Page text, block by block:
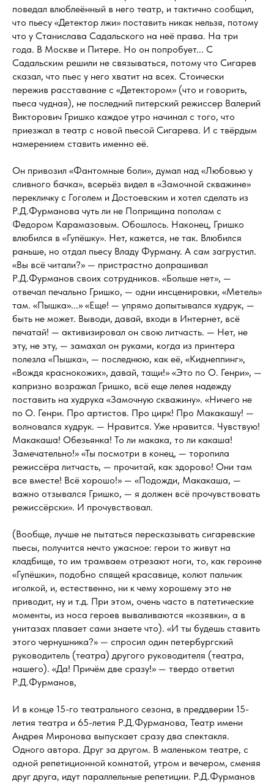
поведал влюблеённый в него театр, и тактично сообщил,
что пьесу «Детектор лжи» поставить никак нельзя, потому
что у Станислава Садальского на неё права. На три
года. В Москве и Питере. Но он попробует... С
Садальским решили не связываться, потому что Сигарев
сказал, что пьес у него хватит на всех. Стоически
пережив расставание с «Детектором» (что и говорить,
пьеса чудная), не последний питерский режиссер Валерий
Викторович Гришко каждое утро начинал с того, что
приезжал в театр с новой пьесой Сигарева. И с твёрдым
намерением ставить именно её.
Он привозил «Фантомные боли», думал над «Любовью у
сливного бачка», всерьёз видел в «Замочной скважине»
перекличку с Гоголем и Достоевским и хотел сделать из
Р.Д.Фурманова чуть ли не Поприщина пополам с
Федором Карамазовым. Обошлось. Наконец, Гришко
влюбился в «Гупёшку». Нет, кажется, не так. Влюбился
раньше, но отдал пьесу Владу Фурману. А сам загрустил.
«Вы всё читали?» — пристрастно допрашивал
Р.Д.Фурманов своих сотрудников. «Больше нет», —
отвечал печально Гришко, — одни инсценировки, «Метель»
там. «Пышка»...» «Еще! — упрямо допытывался худрук, —
быть не может. Выводи, давай, входи в Интернет, всё
печатай! — активизировал он свою литчасть. — Нет, не
эту, не эту, — замахал он руками, когда из принтера
полезла «Пышка», — последнюю, как её, «Киднеппинг»,
«Вождя краснокожих», давай, тащи!» «Это по О. Генри», —
капризно возражал Гришко, всё еще лелея надежду
поставить на худрука «Замочную скважину». «Ничего не
по О. Генри. Про артистов. Про цирк! Про Макакашу! —
волновался худрук. — Нравится. Уже нравится. Чувствую!
Макакаша! Обезьянка! То ли макака, то ли какаша!
Замечательно!» «Ты посмотри в конец, — торопила
режиссёра литчасть, — прочитай, как здорово! Они там
все вместе! Всё хорошо!» — «Подожди, Макакаша, —
важно отзывался Гришко, — я должен всё прочувствовать
режиссёрски». И прочувствовал.
(Вообще, лучше не пытаться пересказывать сигаревские
пьесы, получится нечто ужасное: герои то живут на
кладбище, то им трамваем отрезают ноги, то, как героине
«Гупёшки», подобно спящей красавице, колют пальчик
иголкой, и, естественно, ни к чему хорошему это не
приводит, ну и т.д. При этом, очень часто в патетические
моменты, из носа героев вываливаются «козявки», а в
унитазах плавает сами знаете что). «И ты будешь ставить
этого чернушника?» — спросил один петербургский
руководитель (театра) другого руководителя (театра,
нашего). «Да! Причём две сразу!» — твердо ответил
Р.Д.Фурманов,
И в конце 15-го театрального сезона, в преддверии 15-
летия театра и 65-летия Р.Д.Фурманова, Театр имени
Андрея Миронова выпускает сразу два спектакля.
Одного автора. Друг за другом. В маленьком театре, с
одной репетиционной комнатой, утром и вечером, сменяя
друг друга, идут параллельные репетиции. Р.Д.Фурманов